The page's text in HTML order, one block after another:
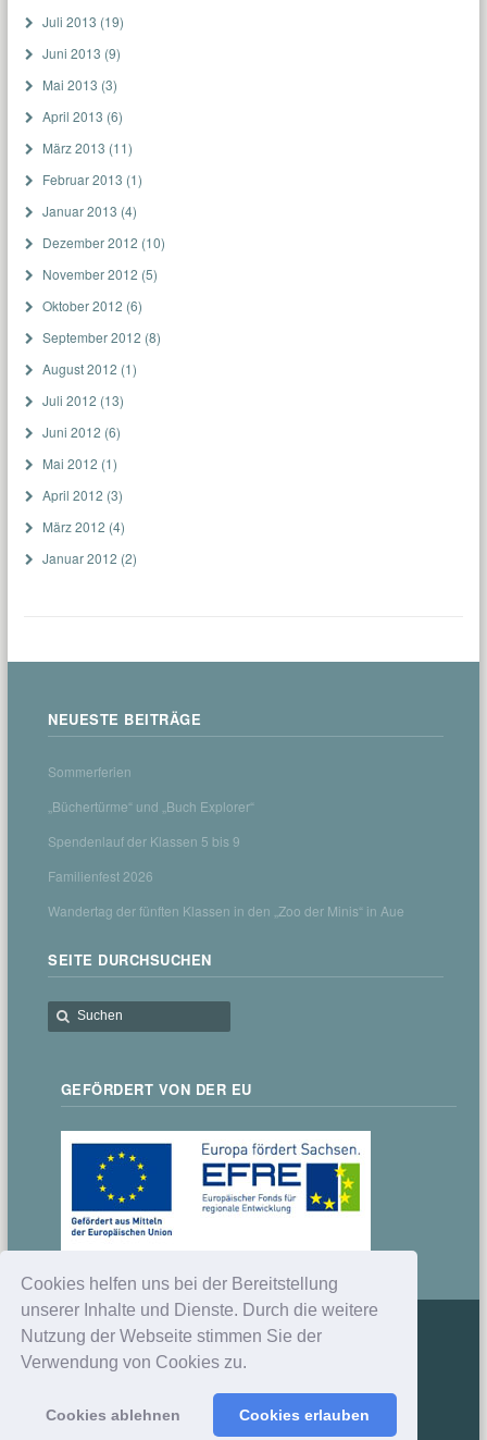
Cookies helfen uns bei der Bereitstellung
unserer Inhalte und Dienste. Durch die weitere
Nutzung der Webseite stimmen Sie der
Verwendung von Cookies zu.
Cookies ablehnen Cookies erlauben
Juli 2013 (19)
Juni 2013 (9)
Mai 2013 (3)
April 2013 (6)
März 2013 (11)
Februar 2013 (1)
Januar 2013 (4)
Dezember 2012 (10)
November 2012 (5)
Oktober 2012 (6)
September 2012 (8)
August 2012 (1)
Juli 2012 (13)
Juni 2012 (6)
Mai 2012 (1)
April 2012 (3)
März 2012 (4)
Januar 2012 (2)
NEUESTE BEITRÄGE
Sommerferien
„Büchertürme“ und „Buch Explorer“
Spendenlauf der Klassen 5 bis 9
Familienfest 2026
Wandertag der fünften Klassen in den „Zoo der Minis“ in Aue
SEITE DURCHSUCHEN
GEFÖRDERT VON DER EU
© 2012-2024 Gymnasium Schwarzenberg |
Sitemap
Datenschutzerklärung
Impressum